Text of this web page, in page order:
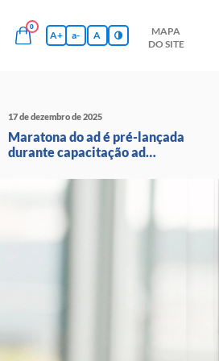
0
A+ a- A
MAPA
DO SITE
17 de dezembro de 2025
Maratona do ad é pré-lançada
durante capacitação ad